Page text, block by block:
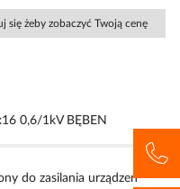
się żeby zobaczyć Twoją cenę
0,6/1kV BĘBEN
do zasilania urządzeń